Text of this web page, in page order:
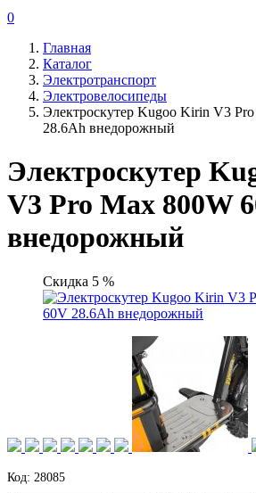
0
Главная
Каталог
Электротранспорт
Электровелосипеды
Электроскутер Kugoo Kirin V3
28.6Ah внедорожный
Электроскутер
V3 Pro Max 800W
внедорожный
Скидка 5 %
Код: 28085